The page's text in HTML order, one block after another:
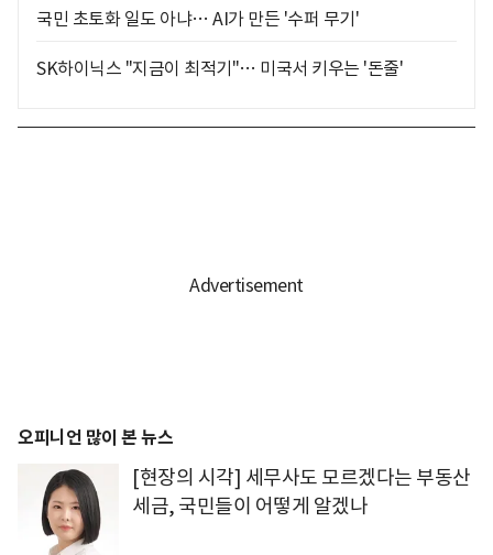
국민 초토화 일도 아냐… AI가 만든 '수퍼 무기'
SK하이닉스 "지금이 최적기"… 미국서 키우는 '돈줄'
오피니언 많이 본 뉴스
[현장의 시각] 세무사도 모르겠다는 부동산
세금, 국민들이 어떻게 알겠나